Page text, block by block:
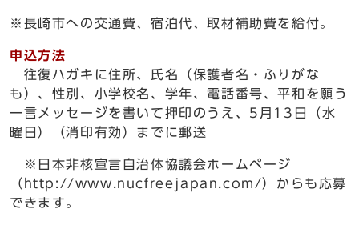
※長崎市への交通費、宿泊代、取材補助費を給付。
申込方法
往復ハガキに住所、氏名（保護者名・ふりがな
も）、性別、小学校名、学年、電話番号、平和を願う
一言メッセージを書いて押印のうえ、5月13日（水
曜日）（消印有効）までに郵送
※日本非核宣言自治体協議会ホームページ
（http://www.nucfreejapan.com/）からも応募
できます。